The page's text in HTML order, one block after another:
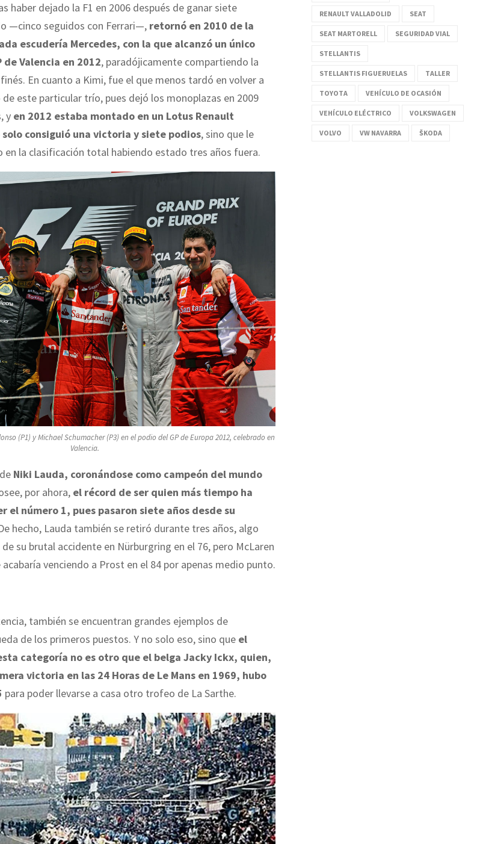
haber dejado la F1 en 2006 después de ganar siete
—cinco seguidos con Ferrari—, retornó en 2010 de la
escudería Mercedes, con la que alcanzó un único
Valencia en 2012, paradójicamente compartiendo la
En cuanto a Kimi, fue el que menos tardó en volver a
este particular trío, pues dejó los monoplazas en 2009
y en 2012 estaba montado en un Lotus Renault
consiguió una victoria y siete podios, sino que le
en la clasificación total habiendo estado tres años fuera.
(P1) y Michael Schumacher (P3) en el podio del GP de Europa 2012, celebrado en
Valencia.
Niki Lauda, coronándose como campeón del mundo
por ahora, el récord de ser quien más tiempo ha
el número 1, pues pasaron siete años desde su
hecho, Lauda también se retiró durante tres años, algo
su brutal accidente en Nürburgring en el 76, pero McLaren
venciendo a Prost en el 84 por apenas medio punto.
también se encuentran grandes ejemplos de
de los primeros puestos. Y no solo eso, sino que el
categoría no es otro que el belga Jacky Ickx, quien,
victoria en las 24 Horas de Le Mans en 1969, hubo
para poder llevarse a casa otro trofeo de La Sarthe.
RENAULT VALLADOLID SEAT
SEAT MARTORELL SEGURIDAD VIAL
STELLANTIS
STELLANTIS FIGUERUELAS TALLER
TOYOTA VEHÍCULO DE OCASIÓN
VEHÍCULO ELÉCTRICO VOLKSWAGEN
VOLVO VW NAVARRA ŠKODA